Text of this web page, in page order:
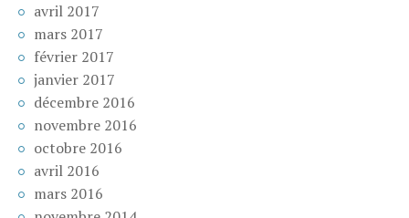
avril 2017
mars 2017
février 2017
janvier 2017
décembre 2016
novembre 2016
octobre 2016
avril 2016
mars 2016